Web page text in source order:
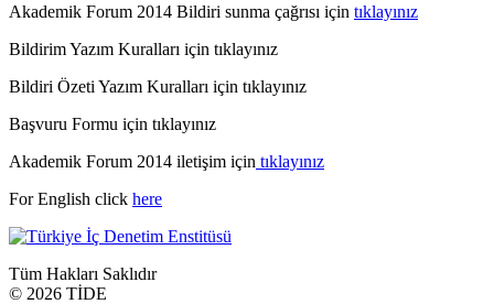
Akademik Forum 2014 Bildiri sunma çağrısı için tıklayınız
Bildirim Yazım Kuralları için tıklayınız
Bildiri Özeti Yazım Kuralları için tıklayınız
Başvuru Formu için tıklayınız
Akademik Forum 2014 iletişim için tıklayınız
For English click here
Tüm Hakları Saklıdır
© 2026 TİDE